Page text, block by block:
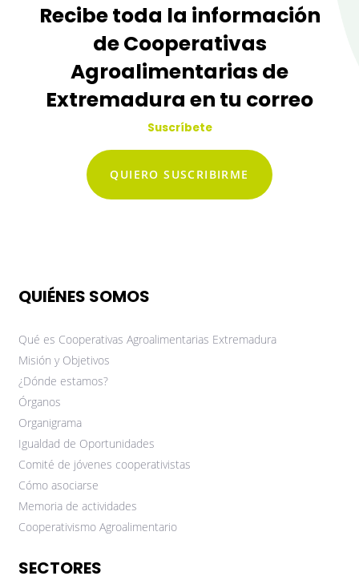
Recibe toda la información
de Cooperativas
Agroalimentarias de
Extremadura en tu correo
Suscríbete
QUIERO SUSCRIBIRME
QUIÉNES SOMOS
Qué es Cooperativas Agroalimentarias Extremadura
Misión y Objetivos
¿Dónde estamos?
Órganos
Organigrama
Igualdad de Oportunidades
Comité de jóvenes cooperativistas
Cómo asociarse
Memoria de actividades
Cooperativismo Agroalimentario
SECTORES